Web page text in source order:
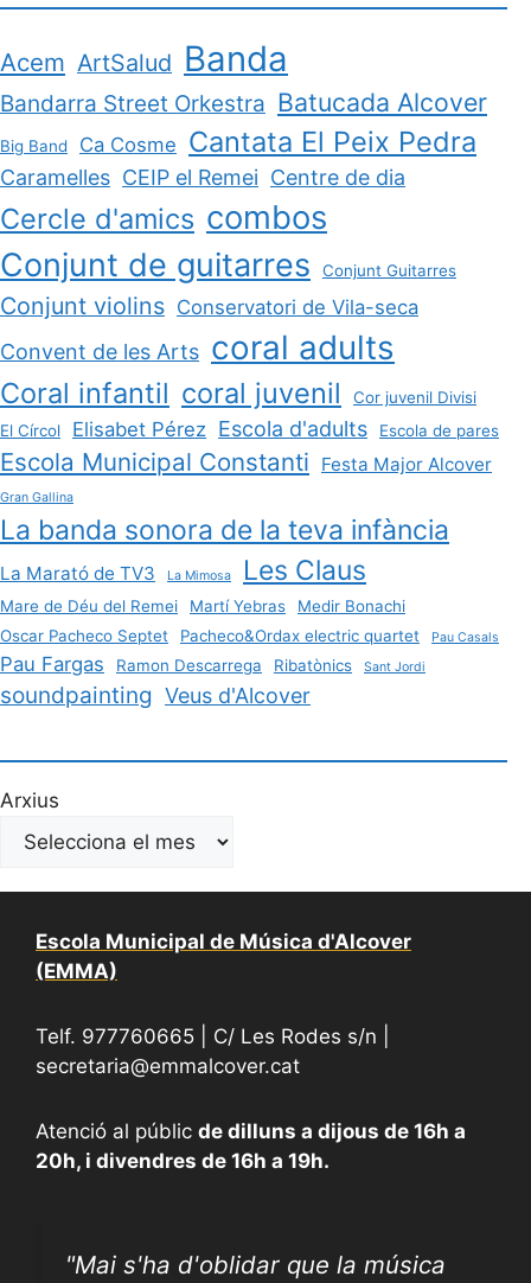
Acem ArtSalud Banda
Bandarra Street Orkestra Batucada Alcover
Big Band Ca Cosme Cantata El Peix Pedra
Caramelles CEIP el Remei Centre de dia
Cercle d'amics combos
Conjunt de guitarres Conjunt Guitarres
Conjunt violins Conservatori de Vila-seca
Convent de les Arts coral adults
Coral infantil coral juvenil
Cor juvenil Divisi
El Círcol
Elisabet Pérez Escola d'adults Escola de pares
Escola Municipal Constanti Festa Major Alcover
Gran Gallina
La banda sonora de la teva infància
La Marató de TV3 La Mimosa Les Claus
Mare de Déu del Remei Martí Yebras
Medir Bonachi
Oscar Pacheco Septet
Pacheco&Ordax electric quartet Pau Casals
Pau Fargas Ramon Descarrega Ribatònics Sant Jordi
soundpainting Veus d'Alcover
Arxius
Escola Municipal de Música d'Alcover
(EMMA)
Telf. 977760665 | C/ Les Rodes s/n |
secretaria@emmalcover.cat
Atenció al públic de dilluns a dijous de 16h a
20h, i divendres de 16h a 19h.
"Mai s'ha d'oblidar que la música